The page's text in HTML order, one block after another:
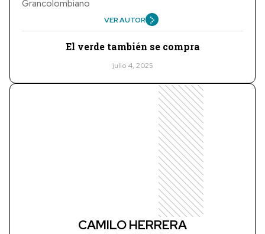
Grancolombiano
VER AUTOR
El verde también se compra
julio 4, 2025
CAMILO HERRERA